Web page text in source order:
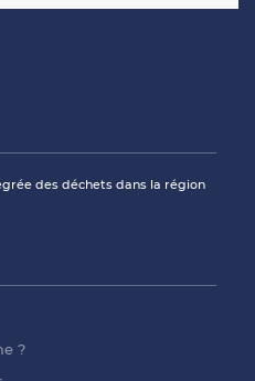
des déchets dans la région
?